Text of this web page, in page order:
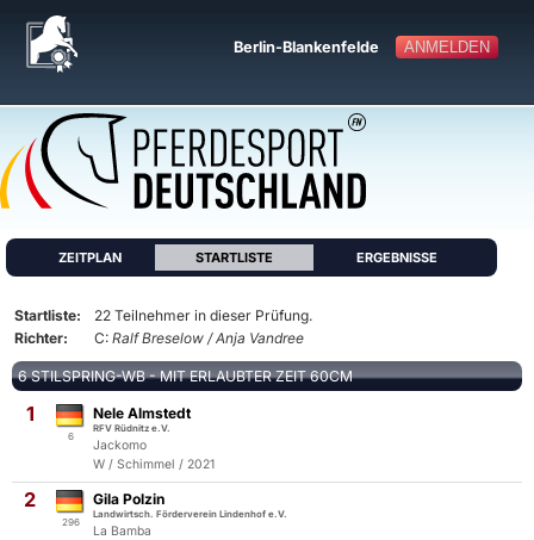
ANMELDEN
Berlin-Blankenfelde
ZEITPLAN STARTLISTE ERGEBNISSE
Startliste:
22 Teilnehmer in dieser Prüfung.
Richter:
C: Ralf Breselow / Anja Vandree
6 STILSPRING-WB - MIT ERLAUBTER ZEIT 60CM
1
6
Nele Almstedt
RFV Rüdnitz e.V.
Jackomo
W / Schimmel / 2021
2
296
Gila Polzin
Landwirtsch. Förderverein Lindenhof e.V.
La Bamba